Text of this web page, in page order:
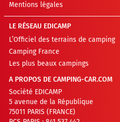
Mentions légales
LE RÉSEAU EDICAMP
L’Officiel des terrains de camping
Camping France
Les plus beaux campings
A PROPOS DE CAMPING-CAR.COM
Société EDICAMP
5 avenue de la République
75011 PARIS (FRANCE)